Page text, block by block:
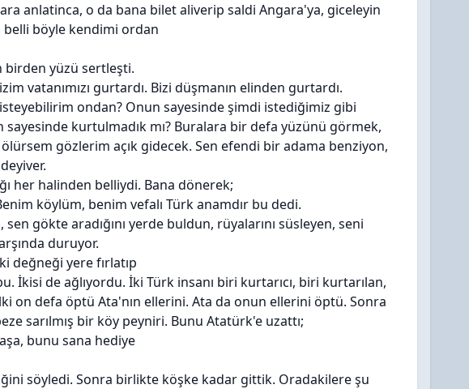
anlatinca, o da bana bilet aliverip saldi Angara'ya, giceleyin
böyle kendimi ordan
birden yüzü sertleşti.
vatanımızı gurtardı. Bizi düşmanın elinden gurtardı.
ondan? Onun sayesinde şimdi istediğimiz gibi
kurtulmadık mı? Buralara bir defa yüzünü görmek,
gözlerim açık gidecek. Sen efendi bir adama benziyon,
her halinden belliydi. Bana dönerek;
köylüm, benim vefalı Türk anamdır bu dedi.
gökte aradığını yerde buldun, rüyalarını süsleyen, seni
duruyor.
değneği yere fırlatıp
İkisi de ağlıyordu. İki Türk insanı biri kurtarıcı, biri kurtarılan,
on defa öptü Ata'nın ellerini. Ata da onun ellerini öptü. Sonra
sarılmış bir köy peyniri. Bunu Atatürk'e uzattı;
bunu sana hediye
söyledi. Sonra birlikte köşke kadar gittik. Oradakilere şu